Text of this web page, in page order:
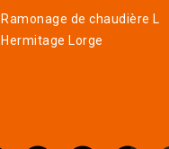
Ramonage de chaudière L
Hermitage Lorge